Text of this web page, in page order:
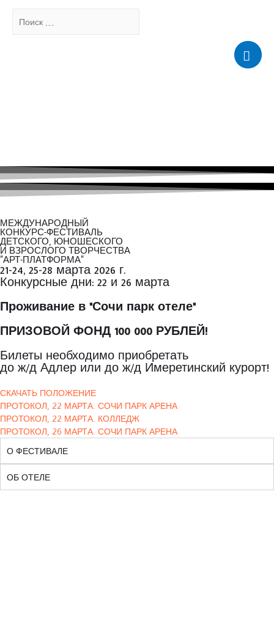
Поиск
МЕЖДУНАРОДНЫЙ
КОНКУРС-ФЕСТИВАЛЬ
ДЕТСКОГО, ЮНОШЕСКОГО
И ВЗРОСЛОГО ТВОРЧЕСТВА
"АРТ-ПЛАТФОРМА"
21-24, 25-28 марта 2026 г.
Конкурсные дни: 22 и 26 марта
Проживание в "Сочи парк отеле"
ПРИЗОВОЙ ФОНД 100 000 РУБЛЕЙ!
Билеты необходимо приобретать
до ж/д Адлер или до ж/д Имеретинский курорт!
СКАЧАТЬ ПОЛОЖЕНИЕ
ПРОТОКОЛ, 22 МАРТА. СОЧИ ПАРК АРЕНА
ПРОТОКОЛ, 22 МАРТА. КОЛЛЕДЖ
ПРОТОКОЛ, 26 МАРТА. СОЧИ ПАРК АРЕНА
О ФЕСТИВАЛЕ
ОБ ОТЕЛЕ